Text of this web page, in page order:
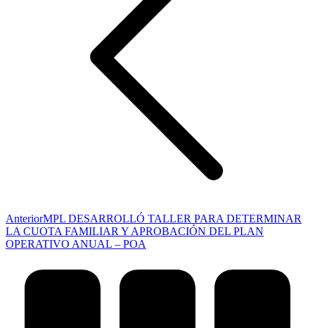
AnteriorPublicación
anterior:
MPL DESARROLLÓ TALLER PARA DETERMINAR
LA CUOTA FAMILIAR Y APROBACIÓN DEL PLAN
OPERATIVO ANUAL – POA